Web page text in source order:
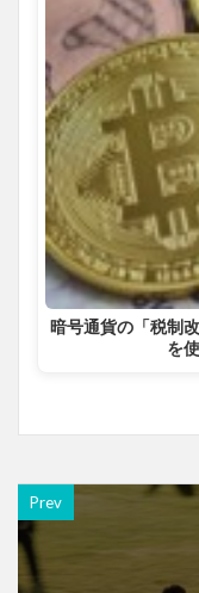
暗号通貨の「税制
を
Prev